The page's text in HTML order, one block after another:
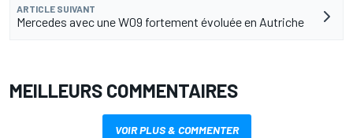
ARTICLE SUIVANT
Mercedes avec une W09 fortement évoluée en Autriche
MEILLEURS COMMENTAIRES
VOIR PLUS & COMMENTER